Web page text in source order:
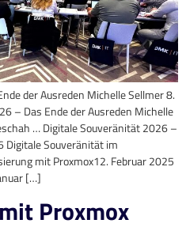
der Ausreden Michelle Sellmer 8.
– Das Ende der Ausreden Michelle
… Digitale Souveränität 2026 –
Digitale Souveränität im
mit Proxmox12. Februar 2025
[…]
Proxmox